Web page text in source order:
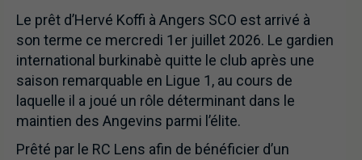
Le prêt d’Hervé Koffi à Angers SCO est arrivé à
son terme ce mercredi 1er juillet 2026. Le gardien
international burkinabè quitte le club après une
saison remarquable en Ligue 1, au cours de
laquelle il a joué un rôle déterminant dans le
maintien des Angevins parmi l’élite.
Prêté par le RC Lens afin de bénéficier d’un